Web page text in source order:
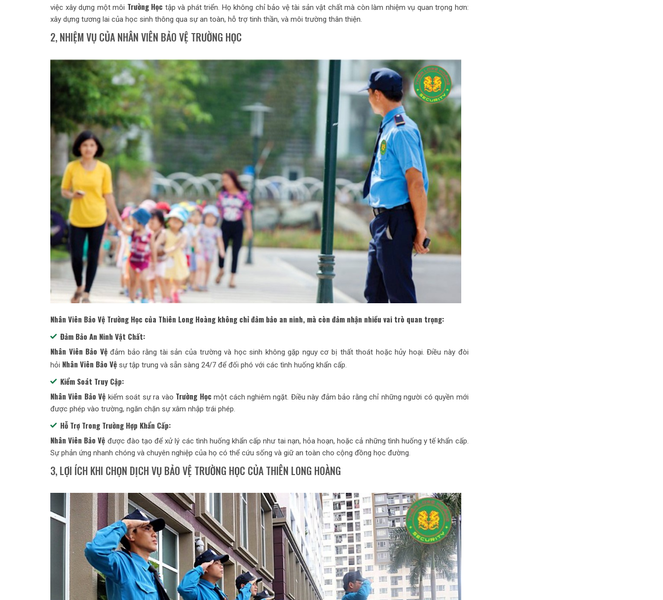
việc xây dựng một môi Trường Học tập và phát triển. Họ không chỉ bảo vệ tài sản vật chất mà còn làm nhiệm vụ quan trọng hơn:
xây dựng tương lai của học sinh thông qua sự an toàn, hỗ trợ tinh thần, và môi trường thân thiện.
2, NHIỆM VỤ CỦA NHÂN VIÊN BẢO VỆ TRƯỜNG HỌC
Nhân Viên Bảo Vệ Trường Học của Thiên Long Hoàng không chỉ đảm bảo an ninh, mà còn đảm nhận nhiều vai trò quan trọng:
Đảm Bảo An Ninh Vật Chất:
Nhân Viên Bảo Vệđảm bảo rằng tài sản của trường và học sinh không gặp nguy cơ bị thất thoát hoặc hủy hoại. Điều này đòi
hỏi Nhân Viên Bảo Vệ sự tập trung và sẵn sàng 24/7 để đối phó với các tình huống khẩn cấp.
Kiểm Soát Truy Cập:
Nhân Viên Bảo Vệ kiểm soát sự ra vào Trường Học một cách nghiêm ngặt. Điều này đảm bảo rằng chỉ những người có quyền mới
được phép vào trường, ngăn chặn sự xâm nhập trái phép.
Hỗ Trợ Trong Trường Hợp Khẩn Cấp:
Nhân Viên Bảo Vệ được đào tạo để xử lý các tình huống khẩn cấp như tai nạn, hỏa hoạn, hoặc cả những tình huống y tế khẩn cấp.
Sự phản ứng nhanh chóng và chuyên nghiệp của họ có thể cứu sống và giữ an toàn cho cộng đồng học đường.
3, LỢI ÍCH KHI CHỌN DỊCH VỤ BẢO VỆ TRƯỜNG HỌC CỦA THIÊN LONG HOÀNG